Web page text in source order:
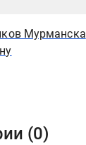
Мурманска
(0)